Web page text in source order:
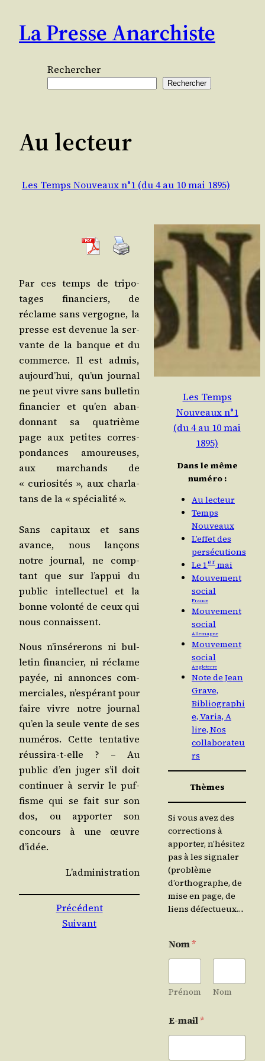
contenu
La Presse Anarchiste
Rechercher
Rechercher
Au lecteur
Les Temps Nouveaux n°1 (du 4 au 10 mai 1895)
Par ces temps de tri­po­
tages finan­ciers, de
réclame sans ver­gogne, la
presse est deve­nue la ser­
vante de la banque et du
com­merce. Il est admis,
aujourd’hui, qu’un jour­nal
ne peut vivre sans bul­le­tin
finan­cier et qu’en aban­
don­nant sa qua­trième
page aux petites cor­res­
pon­dances amou­reuses,
aux mar­chands de
« curio­si­tés », aux char­la­
tans de la « spécialité ».
Sans capi­taux et sans
avance, nous lan­çons
notre jour­nal, ne comp­
tant que sur l’appui du
public intel­lec­tuel et la
bonne volon­té de ceux qui
nous connaissent.
Nous n’insérerons ni bul­
le­tin finan­cier, ni réclame
payée, ni annonces com­
mer­ciales, n’espérant pour
faire vivre notre jour­nal
qu’en la seule vente de ses
numé­ros. Cette ten­ta­tive
réus­si­ra-t-elle ? – Au
public d’en juger s’il doit
conti­nuer à ser­vir le puf­
fisme qui se fait sur son
dos, ou appor­ter son
concours à une œuvre
d’idée.
L’ad­mi­nis­tra­tion
Précédent
Suivant
Les Temps
Nouveaux n°1
(du 4 au 10 mai
1895)
Dans le même
numéro :
Au lecteur
Temps
Nouveaux
L’effet des
persécutions
Le 1 er mai
Mouvement
social
France
Mouvement
social
Allemagne
Mouvement
social
Angleterre
Note de Jean
Grave,
Bibliographi
e, Varia, A
lire, Nos
collaborateu
rs
Thèmes
Si vous avez des
corrections à
apporter, n’hésitez
pas à les signaler
(problème
d’orthographe, de
mise en page, de
liens défectueux…
Nom*
Prénom Nom
E-mail*